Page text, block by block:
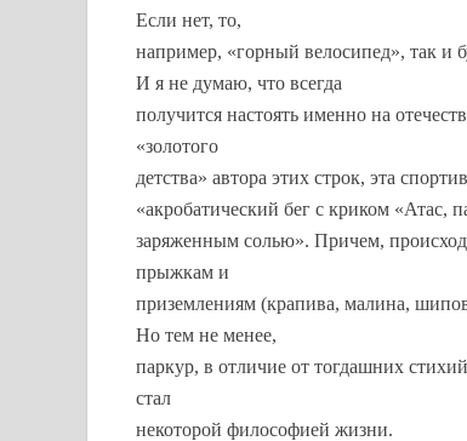
Если нет, то,
например, «горный велосипед», так и
И я не думаю, что всегда
получится настоять именно на
«золотого
детства» автора этих строк, эта
«акробатический бег с криком «Атас,
заряженным солью». Причем,
прыжкам и
приземлениям (крапива, малина,
Но тем не менее,
паркур, в отличие от тогдашних
стал
некоторой философией жизни.